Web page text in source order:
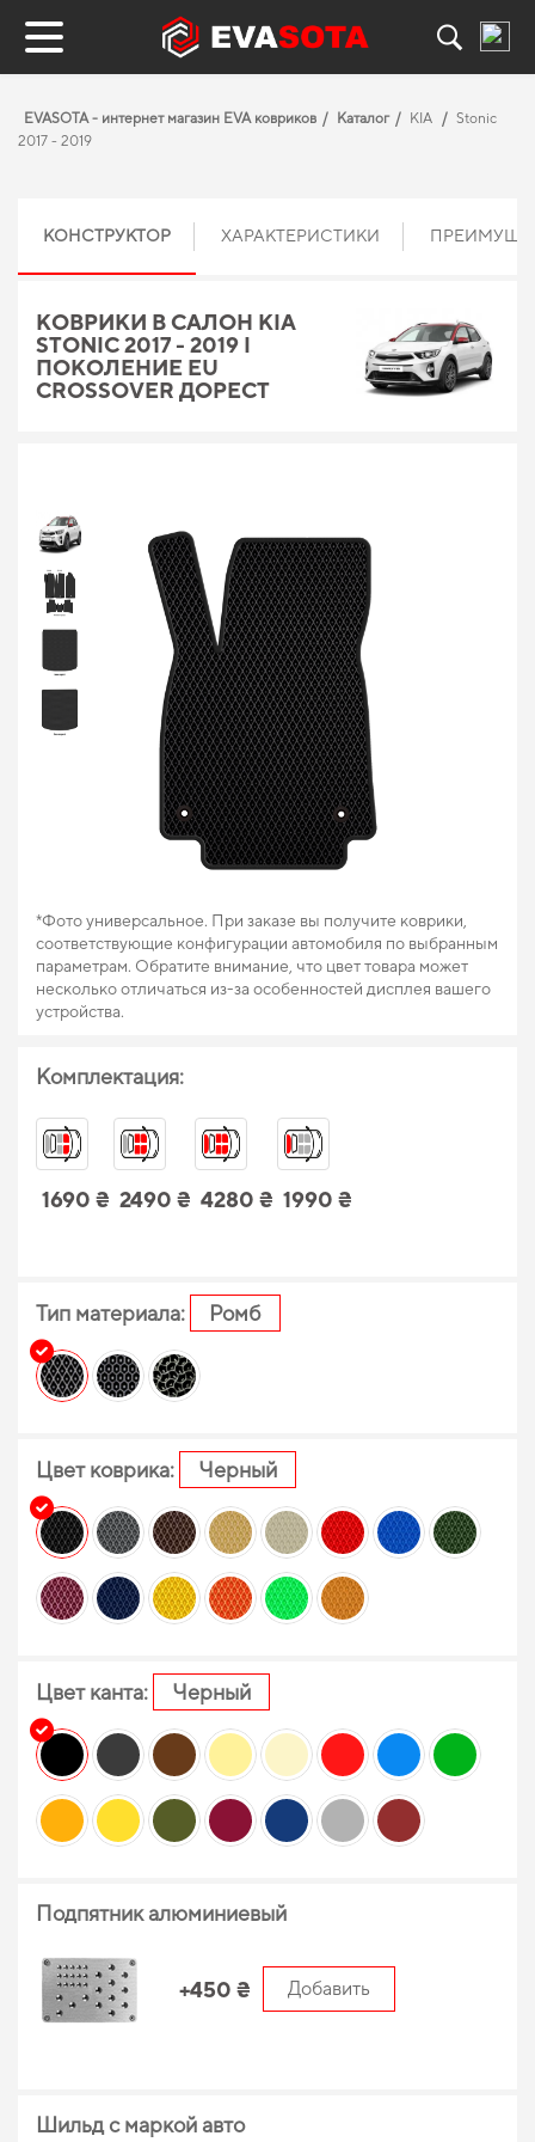
EVASOTA - интернет магазин EVA ковриков Каталог KIA
Stonic
2017 - 2019
КОНСТРУКТОР ХАРАКТЕРИСТИКИ
КОВРИКИ В САЛОН KIA
STONIC 2017 - 2019 I
ПОКОЛЕНИЕ EU
CROSSOVER ДОРЕСТ
*Фото универсальное. При заказе вы получите коврики,
соответствующие конфигурации автомобиля по выбранным
параметрам. Обратите внимание, что цвет товара может
несколько отличаться из-за особенностей дисплея вашего
устройства.
Комплектация:
1690 ₴ 2490 ₴ 4280 ₴ 1990 ₴
Тип материала: Ромб
Цвет коврика: Черный
Цвет канта: Черный
Подпятник алюминиевый
+450 ₴ Добавить
Шильд с маркой авто